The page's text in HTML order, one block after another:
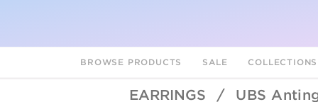
BROWSE PRODUCTS SALE COLLECTIONS
EARRINGS / UBS